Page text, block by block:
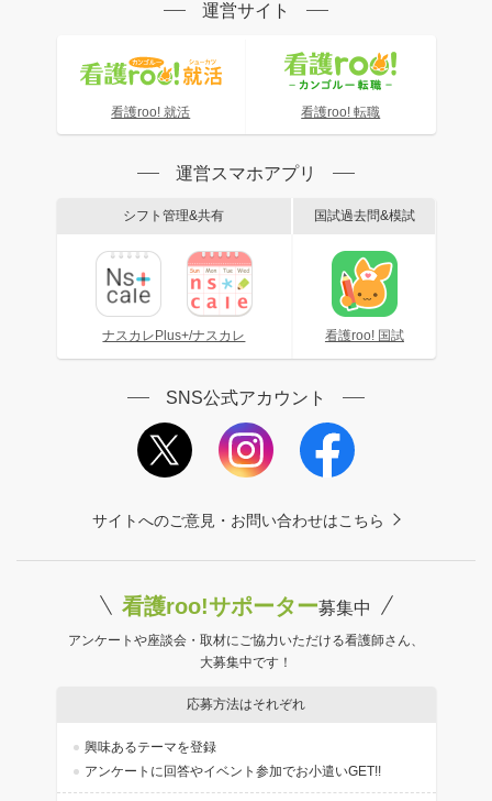
運営サイト
看護roo! 就活 看護roo! 転職
運営スマホアプリ
シフト管理&共有
ナスカレPlus+/ナスカレ
国試過去問&模試
看護roo! 国試
SNS公式アカウント
サイトへのご意見・お問い合わせはこちら
看護roo!サポーター募集中
アンケートや座談会・取材にご協力いただける看護師さん、
大募集中です！
応募方法はそれぞれ
興味あるテーマを登録
アンケートに回答やイベント参加でお小遣いGET!!